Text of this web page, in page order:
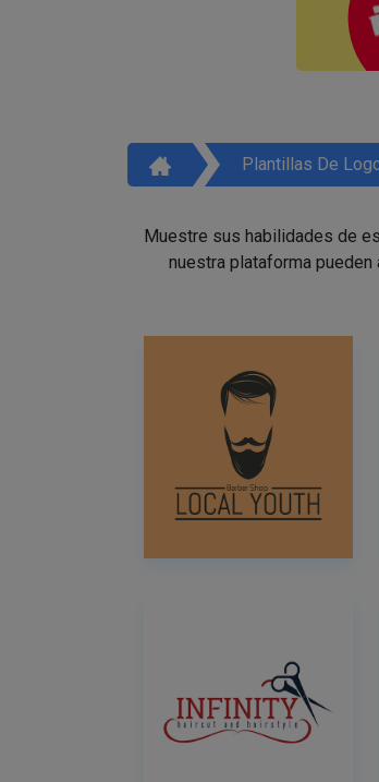
Plantillas De
Muestre sus habilidades de
nuestra plataforma